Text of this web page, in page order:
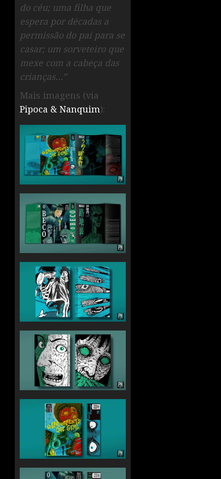
do céu; uma filha que
espera por décadas a
permissão do pai para se
casar; um sorveteiro que
mexe com a cabeça das
crianças…”
Mais imagens (via
Pipoca & Nanquim):